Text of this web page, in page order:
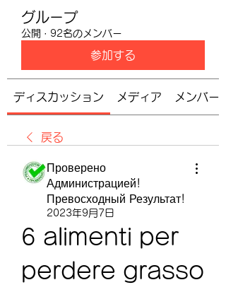
グループ
公開 · 92名のメンバー
参加する
ディスカッション メディア メンバー
戻る
Проверено
Администрацией!
Превосходный Результат!
2023年9月7日
6 alimenti per
perdere grasso